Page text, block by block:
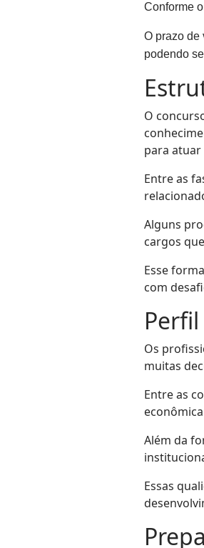
Conforme
O prazo de
podendo
O
para atuar
Entre as
Alguns
cargos
Esse
com
Os
muitas
Entre as
Além da
Essas